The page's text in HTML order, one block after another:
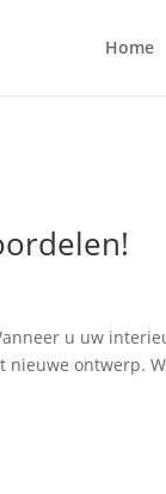
Home
u uw
ontwerp.